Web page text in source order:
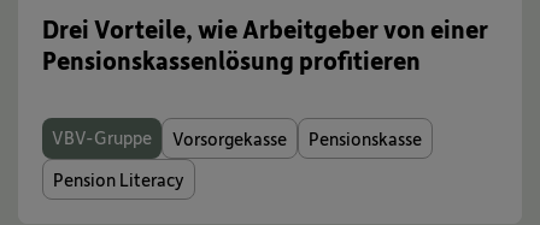
Drei Vorteile, wie Arbeitgeber von einer
Pensionskassenlösung profitieren
VBV-Gruppe Vorsorgekasse
Pensionskasse
Pension Literacy